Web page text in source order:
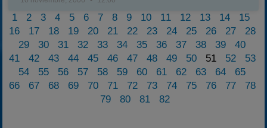
1 2 3 4 5 6 7 8 9 10 11 12 13 14
15
16
17 18 19 20 21 22 23 24 25 26 27
28
29
30 31 32 33 34 35 36 37 38 39
40
41
42 43 44 45 46 47 48 49 50 51 52
53
54
55 56 57 58 59 60 61 62 63 64
65
66
67 68 69 70 71 72 73 74 75 76 77
78
79
80 81 82